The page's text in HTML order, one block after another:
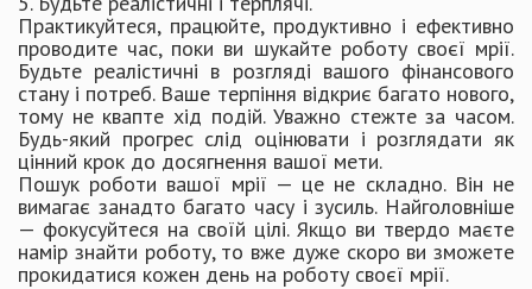
Практикуйтеся, працюйте, продуктивно і ефективно
проводите час, поки ви шукайте роботу своєї мрії.
Будьте реалістичні в розгляді вашого фінансового
стану і потреб. Ваше терпіння відкриє багато нового,
тому не квапте хід подій. Уважно стежте за часом.
Будь-який прогрес слід оцінювати і розглядати як
цінний крок до досягнення вашої мети.
Пошук роботи вашої мрії — це не складно. Він не
вимагає занадто багато часу і зусиль. Найголовніше
— фокусуйтеся на своїй цілі. Якщо ви твердо маєте
намір знайти роботу, то вже дуже скоро ви зможете
прокидатися кожен день на роботу своєї мрії.